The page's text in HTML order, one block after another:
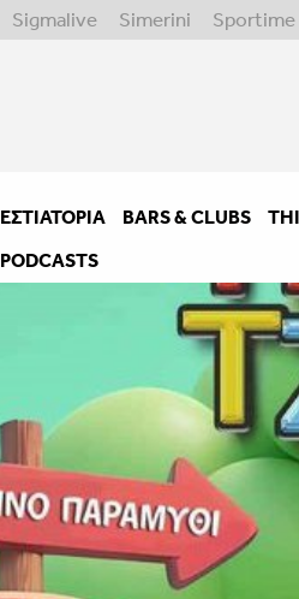
Sigmalive Simerini Sportime
ΕΣΤΙΑΤΌΡΙΑ BARS & CLUBS
PODCASTS